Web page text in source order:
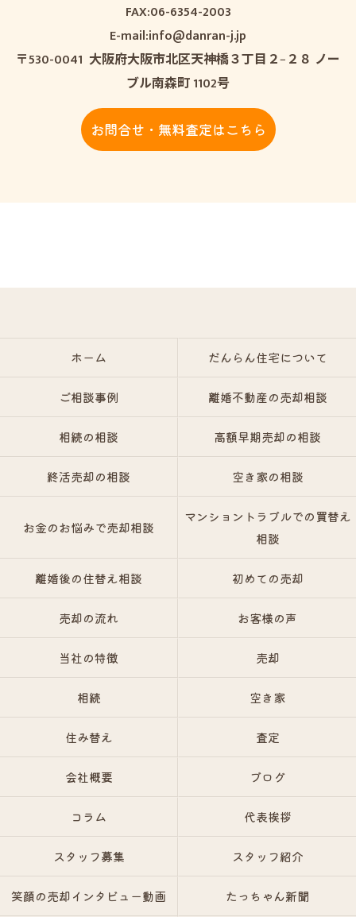
FAX:06-6354-2003
E-mail:info@danran-j.jp
〒530-0041 大阪府大阪市北区天神橋３丁目２−２８ ノー
ブル南森町 1102号
お問合せ・無料査定はこちら
ホーム だんらん住宅について
ご相談事例 離婚不動産の売却相談
相続の相談 高額早期売却の相談
終活売却の相談 空き家の相談
お金のお悩みで売却相談
マンショントラブルでの買替え
相談
離婚後の住替え相談 初めての売却
売却の流れ お客様の声
当社の特徴 売却
相続 空き家
住み替え 査定
会社概要 ブログ
コラム 代表挨拶
スタッフ募集 スタッフ紹介
笑顔の売却インタビュー動画 たっちゃん新聞